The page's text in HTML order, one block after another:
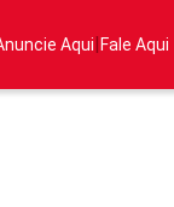
Aqui|Fale Aqui